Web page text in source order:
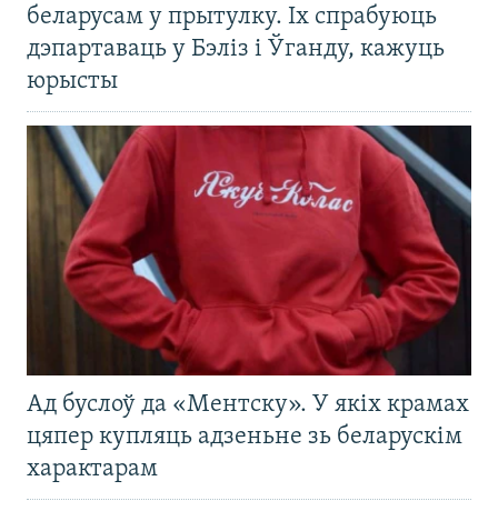
беларусам у прытулку. Іх спрабуюць
дэпартаваць у Бэліз і Ўганду, кажуць
юрысты
Ад буслоў да «Ментску». У якіх крамах
цяпер купляць адзеньне зь беларускім
характарам